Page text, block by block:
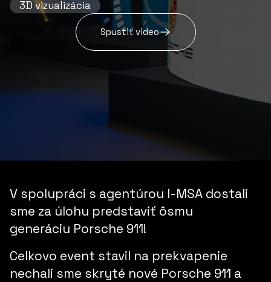
3D vizualizácia
Spustiť video
V spolupráci s agentúrou I-MSA dostali
sme za úlohu predstaviť ôsmu
generáciu Porsche 911!
Celkovo event stavil na prekvapenie
nechali sme skryté nové Porsche 911 a